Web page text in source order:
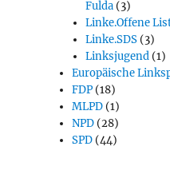
Fulda(3)
Linke.Offene
Linke.SDS(3)
Linksjugend(1)
Europäische
FDP (18)
MLPD (1)
NPD (28)
SPD (44)